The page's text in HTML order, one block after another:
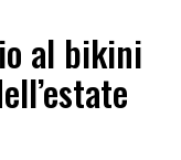
al bikini